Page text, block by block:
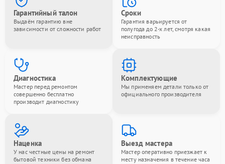
Гарантийный талон
Выдаём гарантию вне
зависимости от сложности работ
Сроки
Гарантия варьируется от
полугода до 2-х лет, смотря какая
неисправность
Диагностика
Мастер перед ремонтом
совершенно бесплатно
производит диагностику
Комплектующие
Мы применяем детали только от
официального производителя
Наценка
У нас честные цены на ремонт
бытовой техники без обмана
Выезд мастера
Мастер оперативно приезжает к
месту назначения в течение часа